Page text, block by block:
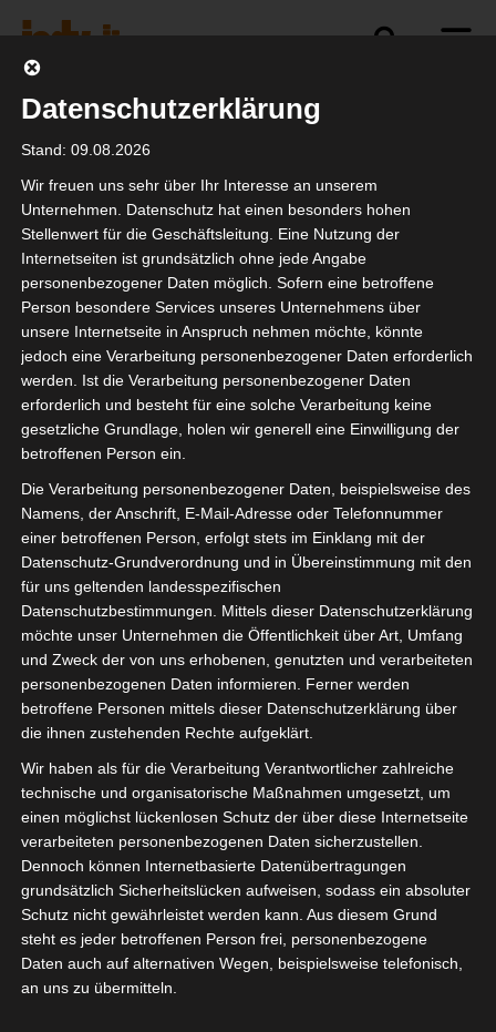
Selbstständigkeit
HUSS-Expo 2024
Huss Expo 2024
Die isdv war bereits 2023 auf der Huss
Expo. Auch am 25.09.2024 sind wir wieder
mit einem Stand und spannenden
Datenschutzerklärung
Stand: 09.08.2026
Wir freuen uns sehr über Ihr Interesse an unserem
Unternehmen. Datenschutz hat einen besonders hohen
Stellenwert für die Geschäftsleitung. Eine Nutzung der
Internetseiten ist grundsätzlich ohne jede Angabe
personenbezogener Daten möglich. Sofern eine betroffene
Person besondere Services unseres Unternehmens über
unsere Internetseite in Anspruch nehmen möchte, könnte
jedoch eine Verarbeitung personenbezogener Daten erforderlich
werden. Ist die Verarbeitung personenbezogener Daten
erforderlich und besteht für eine solche Verarbeitung keine
gesetzliche Grundlage, holen wir generell eine Einwilligung der
betroffenen Person ein.
Die Verarbeitung personenbezogener Daten, beispielsweise des
Namens, der Anschrift, E-Mail-Adresse oder Telefonnummer
einer betroffenen Person, erfolgt stets im Einklang mit der
Datenschutz-Grundverordnung und in Übereinstimmung mit den
für uns geltenden landesspezifischen
Datenschutzbestimmungen. Mittels dieser Datenschutzerklärung
möchte unser Unternehmen die Öffentlichkeit über Art, Umfang
und Zweck der von uns erhobenen, genutzten und verarbeiteten
personenbezogenen Daten informieren. Ferner werden
betroffene Personen mittels dieser Datenschutzerklärung über
die ihnen zustehenden Rechte aufgeklärt.
Wir haben als für die Verarbeitung Verantwortlicher zahlreiche
technische und organisatorische Maßnahmen umgesetzt, um
einen möglichst lückenlosen Schutz der über diese Internetseite
verarbeiteten personenbezogenen Daten sicherzustellen.
Dennoch können Internetbasierte Datenübertragungen
grundsätzlich Sicherheitslücken aufweisen, sodass ein absoluter
Schutz nicht gewährleistet werden kann. Aus diesem Grund
steht es jeder betroffenen Person frei, personenbezogene
Daten auch auf alternativen Wegen, beispielsweise telefonisch,
an uns zu übermitteln.